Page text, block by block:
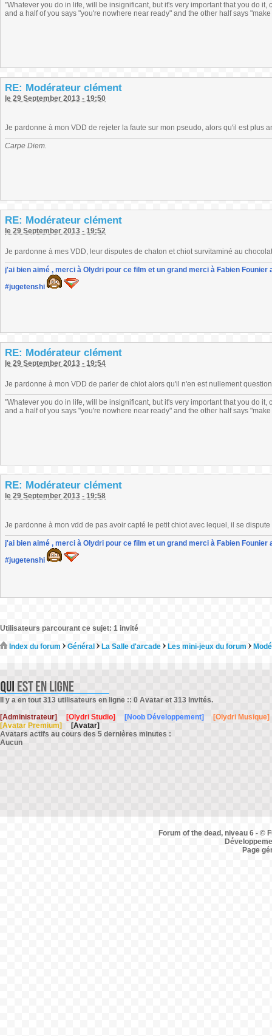
"Whatever you do in life, will be insignificant, but it's very important that you do
and a half of you says "you're nowhere near ready" and the other half says
RE: Modérateur clément
le 29 September 2013 - 19:50
Je pardonne à mon VDD de rejeter la faute sur mon pseudo, alors qu'il est plus
Carpe Diem.
RE: Modérateur clément
le 29 September 2013 - 19:52
Je pardonne à mes VDD, leur disputes de chaton et chiot survitaminé au
j'ai bien aimé , merci à Olydri pour ce film et un grand merci à Fabien
#jugetenshi
RE: Modérateur clément
le 29 September 2013 - 19:54
Je pardonne à mon VDD de parler de chiot alors qu'il n'en est nullement
"Whatever you do in life, will be insignificant, but it's very important that you do
and a half of you says "you're nowhere near ready" and the other half says
RE: Modérateur clément
le 29 September 2013 - 19:58
Je pardonne à mon vdd de pas avoir capté le petit chiot avec lequel, il se
j'ai bien aimé , merci à Olydri pour ce film et un grand merci à Fabien
#jugetenshi
Utilisateurs parcourant ce sujet: 1 invité
Index du forum Général La Salle d'arcade Les mini-jeux du forum
Il y a en tout 313 utilisateurs en ligne :: 0 Avatar et 313 Invités.
[Administrateur]
[Olydri Studio] [Noob Développement]
[Olydri Musique]
[Avatar Premium]
[Avatar]
Avatars actifs au cours des 5 dernières minutes :
Aucun
Forum of the dead, niveau 6 - ©
Page